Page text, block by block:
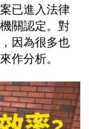
已進入法律
關認定。對
因為很多也
作分析。